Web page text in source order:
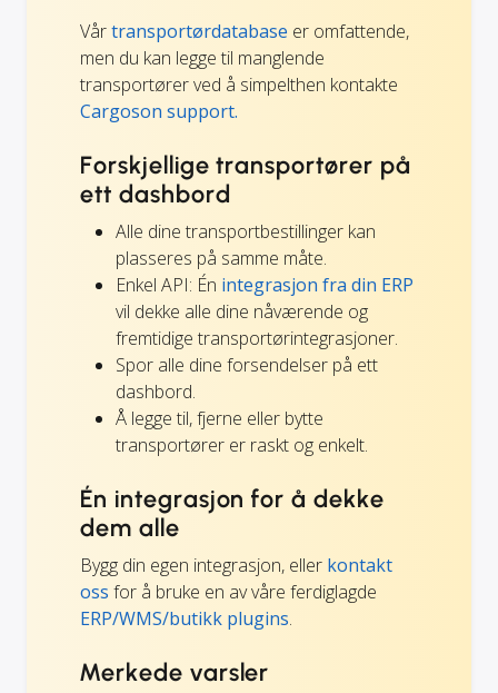
Vårtransportørdatabase er omfattende,
men du kan legge til manglende
transportører ved å simpelthen kontakte
Cargoson support.
Forskjellige transportører på
ett dashbord
Alle dine transportbestillinger kan
plasseres på samme måte.
Enkel API: Én integrasjon fra din ERP
vil dekke alle dine nåværende og
fremtidige transportørintegrasjoner.
Spor alle dine forsendelser på ett
dashbord.
Å legge til, fjerne eller bytte
transportører er raskt og enkelt.
Én integrasjon for å dekke
dem alle
Bygg din egen integrasjon, eller kontakt
oss for å bruke en av våre ferdiglagde
ERP/WMS/butikk plugins.
Merkede varsler